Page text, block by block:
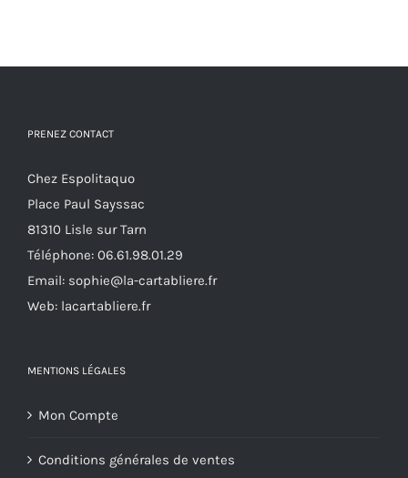
PRENEZ CONTACT
Chez Espolitaquo
Place Paul Sayssac
81310 Lisle sur Tarn
Téléphone: 06.61.98.01.29
Email: sophie@la-cartabliere.fr
Web: lacartabliere.fr
MENTIONS LÉGALES
Mon Compte
Conditions générales de ventes